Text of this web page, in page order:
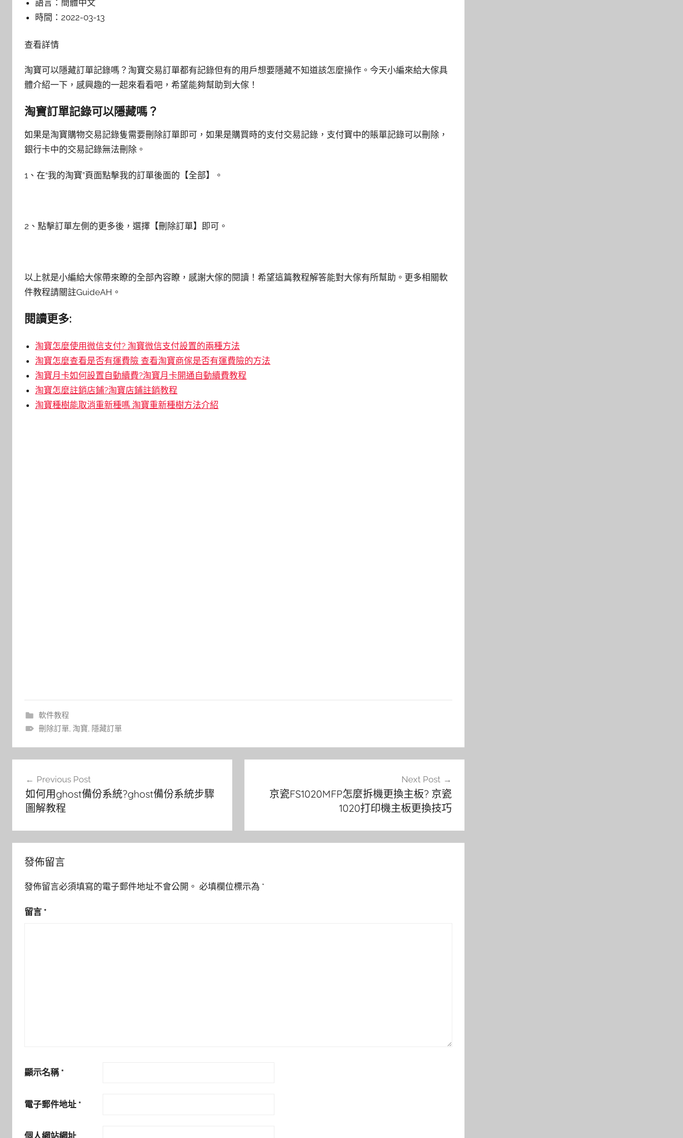
語言： 簡體中文
時間： 2022-03-13
查看詳情
淘寶可以隱藏訂單記錄嗎？淘寶交易訂單都有記錄但有的用戶想要隱藏不知道該怎麼操作。今天小編來給大傢具
體介紹一下，感興趣的一起來看看吧，希望能夠幫助到大傢！
淘寶訂單記錄可以隱藏嗎？
如果是淘寶購物交易記錄隻需要刪除訂單即可，如果是購買時的支付交易記錄，支付寶中的賬單記錄可以刪除，
銀行卡中的交易記錄無法刪除。
1、在“我的淘寶”頁面點擊我的訂單後面的【全部】。
2、點擊訂單左側的更多後，選擇【刪除訂單】即可。
以上就是小編給大傢帶來瞭的全部內容瞭，感謝大傢的閱讀！希望這篇教程解答能對大傢有所幫助。更多相關軟
件教程請關註GuideAH。
閱讀更多:
淘寶怎麼使用微信支付? 淘寶微信支付設置的兩種方法
淘寶怎麼查看是否有運費險 查看淘寶商傢是否有運費險的方法
淘寶月卡如何設置自動續費?淘寶月卡開通自動續費教程
淘寶怎麼註銷店鋪?淘寶店鋪註銷教程
淘寶種樹能取消重新種嗎 淘寶重新種樹方法介紹
軟件教程
刪除訂單 淘寶 隱藏訂單
Previous Post
如何用ghost備份系統?ghost備份系統步驟
圖解教程
Next Post
京瓷FS1020MFP怎麼拆機更換主板? 京瓷
1020打印機主板更換技巧
發佈留言
發佈留言必須填寫的電子郵件地址不會公開。 必填欄位標示為 *
留言 *
顯示名稱 *
電子郵件地址 *
個人網站網址